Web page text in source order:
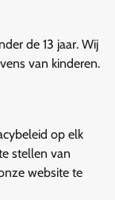
de 13 jaar. Wij
van kinderen.
op elk
stellen van
website te